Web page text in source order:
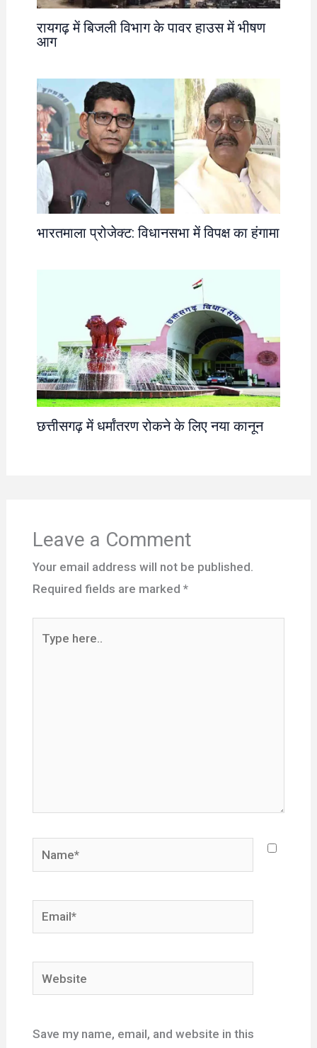
रायगढ़ में बिजली विभाग के पावर हाउस में भीषण
आग
भारतमाला प्रोजेक्ट: विधानसभा में विपक्ष का हंगामा
छत्तीसगढ़ में धर्मांतरण रोकने के लिए नया कानून
Leave a Comment
Your email address will not be published.
Required fields are marked *
Name*
Email*
Website
Save my name, email, and website in this